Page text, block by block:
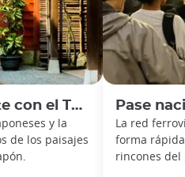
Tourist Pass
y la
de los paisajes
Pase nacional de tren
La red
forma
rincones del